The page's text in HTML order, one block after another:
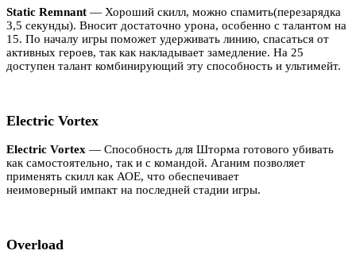
Static Remnant — Хороший скилл, можно спамить(перезарядка
3,5 секунды). Вносит достаточно урона, особенно с талантом на
15. По началу игры поможет удерживать линию, спасаться от
активных героев, так как накладывает замедление. На 25
доступен талант комбинирующий эту способность и ультимейт.
Electric Vortex
Electric Vortex — Способность для Шторма готового убивать
как самостоятельно, так и с командой. Аганим позволяет
применять скилл как АОЕ, что обеспечивает
неимоверный импакт на последней стадии игры.
Overload